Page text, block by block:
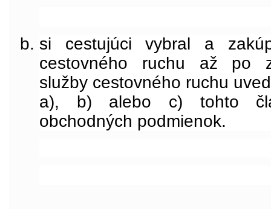
si cestujúci vybral a
cestovného ruchu až po
služby cestovného ruchu
a), b) alebo c) tohto
obchodných podmienok.